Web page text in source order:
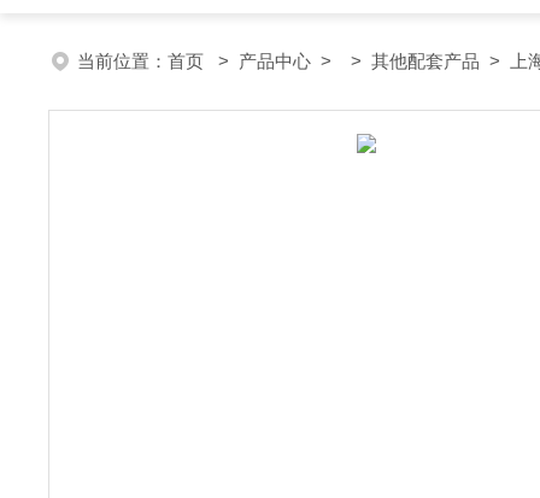
当前位置： 首页 > 产品中心 > > 其他配套产品 > 上